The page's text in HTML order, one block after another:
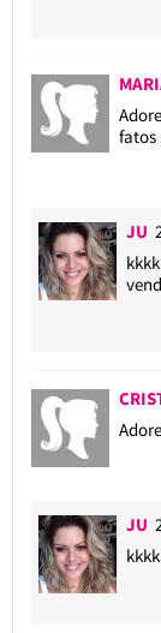
fatos
JU
JU